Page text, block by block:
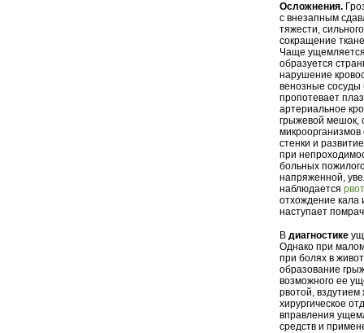
Осложнения.
с внезапным
тяжести,
сокращение
Чаще
образуется
нарушение
венозные сосуды
пропотевает
артериальное
грыжевой мешок,
стенки и
при
больных
напряженной,
наблюдается
отхождение кала
наступает
В диагностике
Однако при
при болях в
образование
возможного ее
рвотой,
хирургическое
вправления
средств и